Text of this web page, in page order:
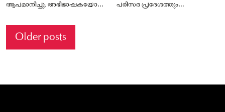
ആപമാനിച്ചു; അഭിഭാഷകയോട്
ജ‍ഡ്ജി ജസ്റ്റീസ് എ ബദറുദ്ദീൻ
പരിസര പ്രദേശത്തും
Posts
navigation
Older posts